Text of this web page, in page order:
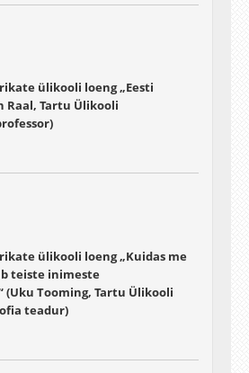
ülikooli loeng „Eesti
Raal, Tartu Ülikooli
ülikooli loeng „Kuidas me
teiste inimeste
(Uku Tooming, Tartu Ülikooli
teadur)